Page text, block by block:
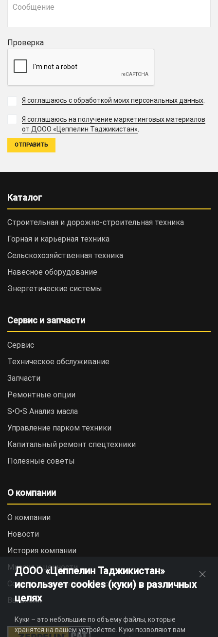
Проверка
Я соглашаюсь с обработкой моих персональных данных.
Я соглашаюсь на получение маркетинговых материалов
от ДООО «Цеппелин Таджикистан».
Каталог
Строительная и дорожно-cтроительная техника
Горная и карьерная техника
Сельскохозяйственная техника
Навесное оборудование
Энергетические системы
Сервис и запчасти
Сервис
Техническое обслуживание
Запчасти
Ремонтные опции
S•O•S Анализ масла
Управление парком техники
Капитальный ремонт спецтехники
Полезные советы
О компании
О компании
Новости
История компании
Миссия и ценности
Социальная ответственность
Вакансии
ДООО «Цеппелин Таджикистан»
использует cookies (куки) в различных
целях
Куки – это небольшие по объему файлы, которые
хранятся на вашем устройстве. Куки позволяют вам